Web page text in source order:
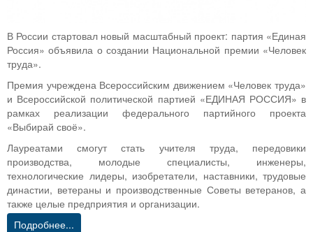
В России стартовал новый масштабный проект: партия «Единая
Россия» объявила о создании Национальной премии «Человек
труда».
Премия учреждена Всероссийским движением «Человек труда»
и Всероссийской политической партией «ЕДИНАЯ РОССИЯ» в
рамках реализации федерального партийного проекта
«Выбирай своё».
Лауреатами смогут стать учителя труда, передовики
производства, молодые специалисты, инженеры,
технологические лидеры, изобретатели, наставники, трудовые
династии, ветераны и производственные Советы ветеранов, а
также целые предприятия и организации.
Подробнее...